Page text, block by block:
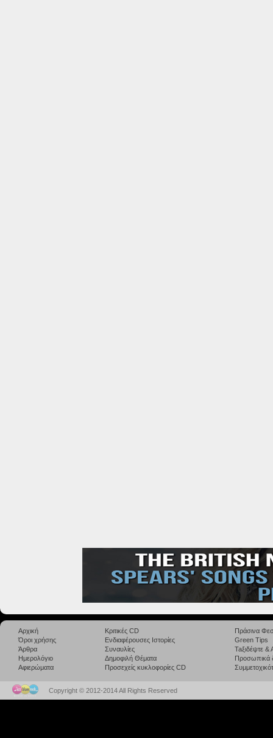
Αρχική
Όροι χρήσης
Άρθρα
Ημερολόγιο
Αφιερώματα
Κριτικές CD
Ενδιαφέρουσες Ιστορίες
Συναυλίες
Δημοφιλή Θέματα
Προσεχείς κυκλοφορίες CD
Πράσινα
Green Tips
Taξιδέψτε
Προσωπικά
Copyright © 2012-2014 All Rights Reserved